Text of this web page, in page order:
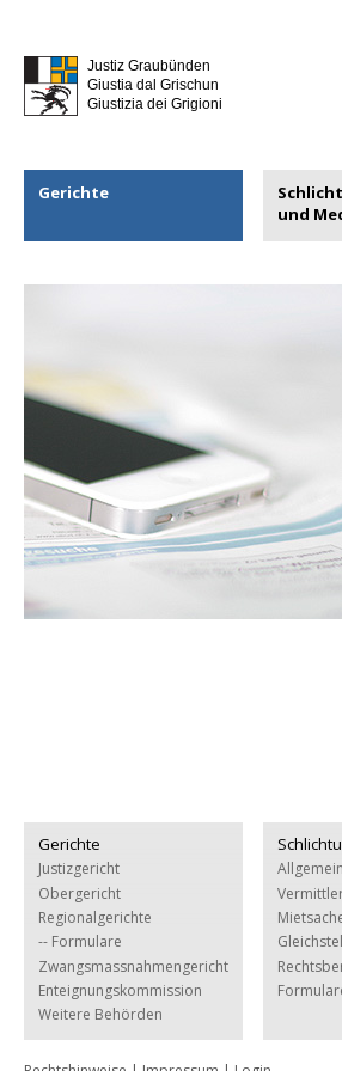
Justiz Graubünden
Giustia dal Grischun
Giustizia dei Grigioni
Gerichte
und
Gerichte
Justizgericht
Obergericht
Regionalgerichte
-- Formulare
Zwangsmassnahmengericht
Enteignungskommission
Weitere Behörden